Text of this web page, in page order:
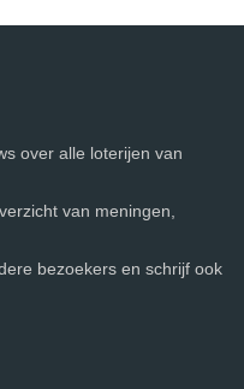
over alle loterijen van
van meningen,
bezoekers en schrijf ook